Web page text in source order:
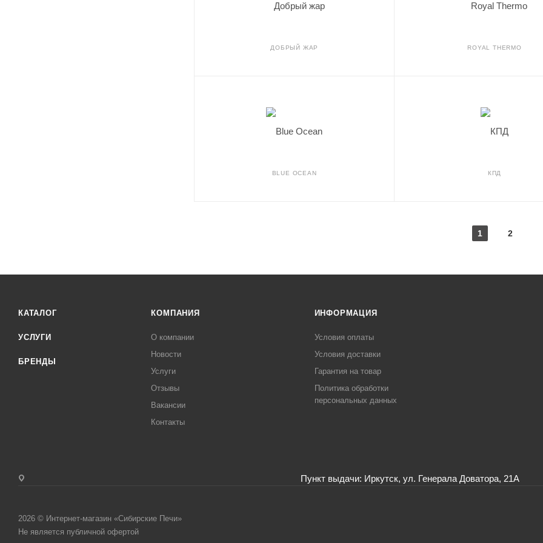
ДОБРЫЙ ЖАР ROYAL THERMO
BLUE OCEAN КПД
1 2
КАТАЛОГ
УСЛУГИ
БРЕНДЫ
КОМПАНИЯ
О компании
Новости
Услуги
Отзывы
Вакансии
Контакты
ИНФОРМАЦИЯ
Условия оплаты
Условия доставки
Гарантия на товар
Политика обработки
персональных данных
Пункт выдачи: Иркутск, ул. Генерала Доватора, 21А
2026 © Интернет-магазин «Сибирские Печи»
Не является публичной офертой